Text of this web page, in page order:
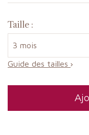
Taille :
Guide des tailles